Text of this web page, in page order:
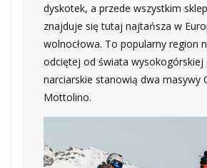
dyskotek, a przede wszystkim
znajduje się tutaj najtańsza w
wolnocłowa. To popularny region
odciętej od świata wysokogórskiej
narciarskie stanowią dwa masywy
Mottolino.